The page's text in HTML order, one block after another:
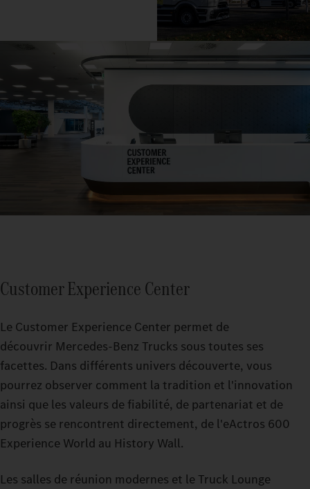
Customer Experience Center
Le Customer Experience Center permet de
découvrir Mercedes-Benz Trucks sous toutes ses
facettes. Dans différents univers découverte, vous
pourrez observer comment la tradition et l'innovation
ainsi que les valeurs de fiabilité, de partenariat et de
progrès se rencontrent directement, de l'eActros 600
Experience World au History Wall.
Les salles de réunion modernes et le Truck Lounge